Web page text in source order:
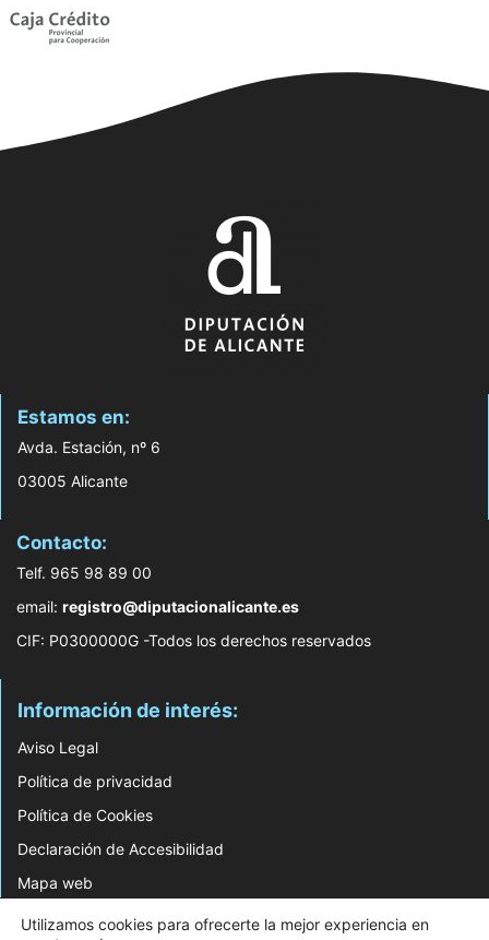
Estamos en:
Avda. Estación, nº 6
03005 Alicante
Contacto:
Telf. 965 98 89 00
email: registro@diputacionalicante.es
CIF: P0300000G -Todos los derechos reservados
Información de interés:
Aviso Legal
Política de privacidad
Política de Cookies
Declaración de Accesibilidad
Mapa web
© 2026 Web Desarrollada por el Servicio de Informática de Diputación de
Utilizamos cookies para ofrecerte la mejor experiencia en